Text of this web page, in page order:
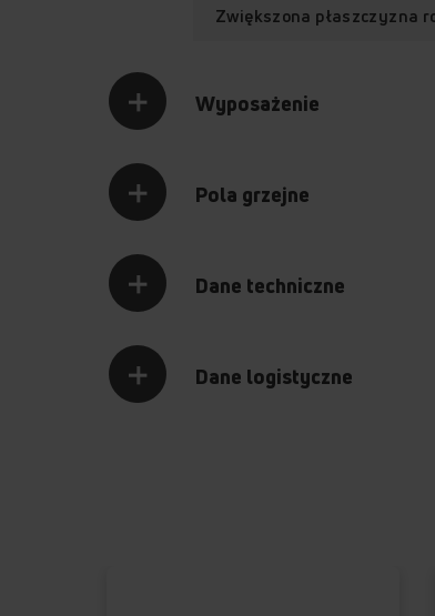
Zwiększona płaszczyzna
Wyposażenie
Pola grzejne
Dane techniczne
Dane logistyczne